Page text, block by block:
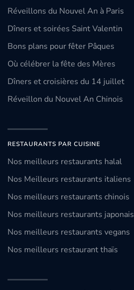
Réveillons du Nouvel An à Paris
Dîners et soirées Saint Valentin
Bons plans pour fêter Pâques
Où célébrer la fête des Mères
Dîners et croisières du 14 juillet
Réveillon du Nouvel An Chinois
RESTAURANTS PAR CUISINE
Nos meilleurs restaurants halal
Nos Meilleurs restaurants italiens
Nos meilleurs restaurants chinois
Nos meilleurs restaurants japonais
Nos meilleurs restaurants vegans
Nos meilleurs restaurant thaïs